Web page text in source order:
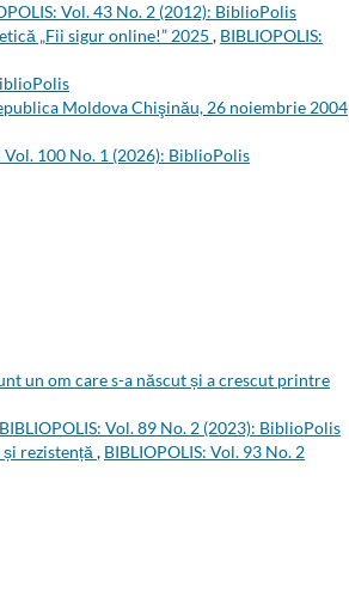
Vol. 43 No. 2 (2012): BiblioPolis
„Fii sigur online!” 2025 , BIBLIOPOLIS:
Moldova Chişinău, 26 noiembrie 2004
Vol. 100 No. 1 (2026): BiblioPolis
un om care s-a născut și a crescut printre
BIBLIOPOLIS: Vol. 89 No. 2 (2023): BiblioPolis
rezistență , BIBLIOPOLIS: Vol. 93 No. 2